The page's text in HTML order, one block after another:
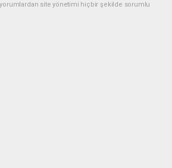
site yönetimi hiçbir şekilde sorumlu